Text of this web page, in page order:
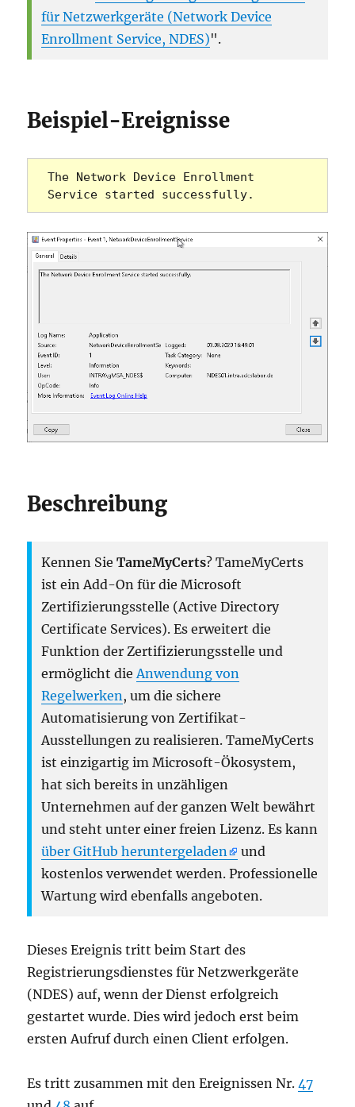
für Netzwerkgeräte (Network Device
Enrollment Service, NDES)".
Beispiel-Ereignisse
The Network Device Enrollment
Service started successfully.
Beschreibung
Kennen SieTameMyCerts? TameMyCerts
ist ein Add-On für die Microsoft
Zertifizierungsstelle (Active Directory
Certificate Services). Es erweitert die
Funktion der Zertifizierungsstelle und
ermöglicht die Anwendung von
Regelwerken , um die sichere
Automatisierung von Zertifikat-
Ausstellungen zu realisieren. TameMyCerts
ist einzigartig im Microsoft-Ökosystem,
hat sich bereits in unzähligen
Unternehmen auf der ganzen Welt bewährt
und steht unter einer freien Lizenz. Es kann
über GitHub heruntergeladen
und
kostenlos verwendet werden. Professionelle
Wartung wird ebenfalls angeboten.
Dieses Ereignis tritt beim Start des
Registrierungsdienstes für Netzwerkgeräte
(NDES) auf, wenn der Dienst erfolgreich
gestartet wurde. Dies wird jedoch erst beim
ersten Aufruf durch einen Client erfolgen.
Es tritt zusammen mit den Ereignissen Nr. 47